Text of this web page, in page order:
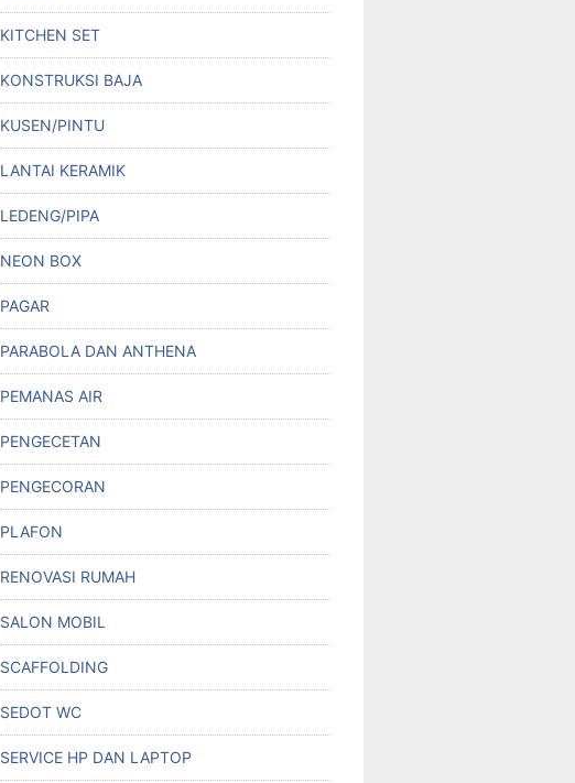
KITCHEN SET
KONSTRUKSI BAJA
KUSEN/PINTU
LANTAI KERAMIK
LEDENG/PIPA
NEON BOX
PAGAR
PARABOLA DAN ANTHENA
PEMANAS AIR
PENGECETAN
PENGECORAN
PLAFON
RENOVASI RUMAH
SALON MOBIL
SCAFFOLDING
SEDOT WC
SERVICE HP DAN LAPTOP